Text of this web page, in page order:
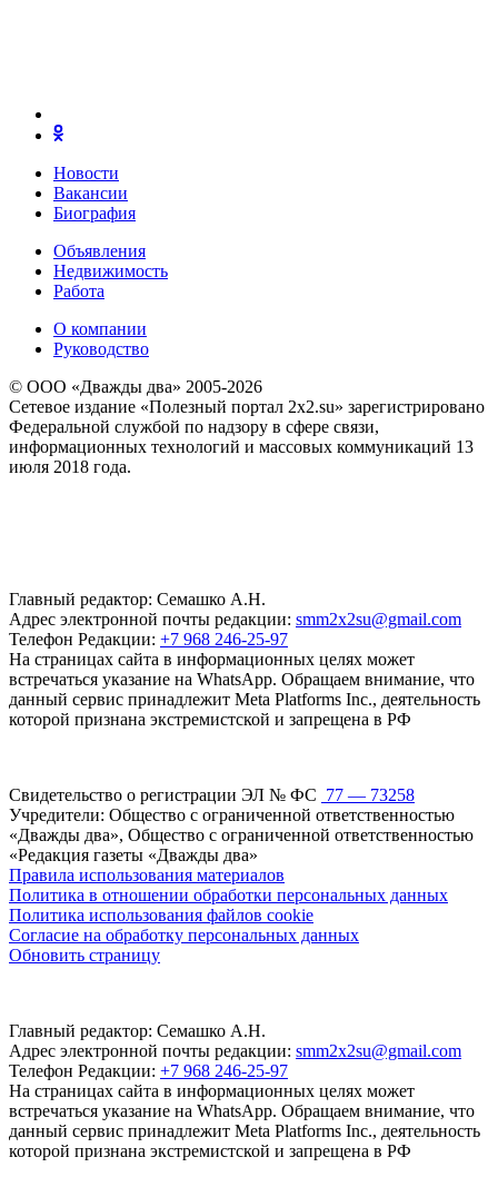
Новости
Вакансии
Биография
Объявления
Недвижимость
Работа
О компании
Руководство
© ООО «Дважды два» 2005-2026
Сетевое издание «Полезный портал 2x2.su» зарегистрировано
Федеральной службой по надзору в сфере связи,
информационных технологий и массовых коммуникаций 13
июля 2018 года.
Главный редактор: Семашко А.Н.
Адрес электронной почты редакции: smm2x2su@gmail.com
Телефон Редакции: +7 968 246-25-97
На страницах сайта в информационных целях может
встречаться указание на WhatsApp. Обращаем внимание, что
данный сервис принадлежит Meta Platforms Inc., деятельность
которой признана экстремистской и запрещена в РФ
Свидетельство о регистрации ЭЛ № ФС 77 — 73258
Учредители: Общество с ограниченной ответственностью
«Дважды два», Общество с ограниченной ответственностью
«Редакция газеты «Дважды два»
Правила использования материалов
Политика в отношении обработки персональных данных
Политика использования файлов cookie
Согласие на обработку персональных данных
Обновить страницу
Главный редактор: Семашко А.Н.
Адрес электронной почты редакции: smm2x2su@gmail.com
Телефон Редакции: +7 968 246-25-97
На страницах сайта в информационных целях может
встречаться указание на WhatsApp. Обращаем внимание, что
данный сервис принадлежит Meta Platforms Inc., деятельность
которой признана экстремистской и запрещена в РФ